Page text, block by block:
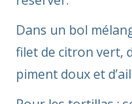
Dans un bol
filet de citron vert,
piment doux et